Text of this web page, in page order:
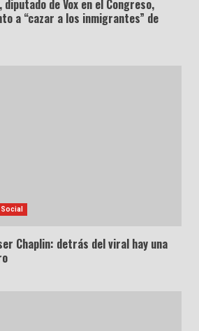
de Vox en el Congreso,
a “cazar a los inmigrantes” de
Social
Chaplin: detrás del viral hay una